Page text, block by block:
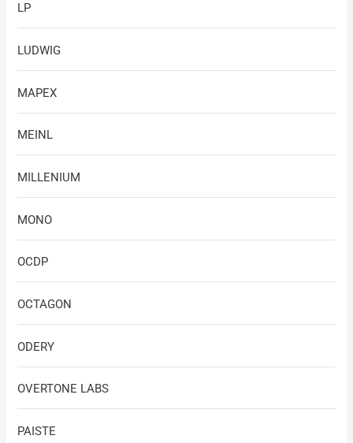
LP
LUDWIG
MAPEX
MEINL
MILLENIUM
MONO
OCDP
OCTAGON
ODERY
OVERTONE LABS
PAISTE